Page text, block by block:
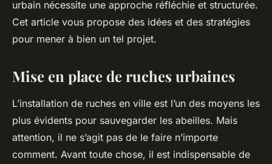
urbain nécessite une approche réfléchie et structurée.
Cet article vous propose des idées et des stratégies
pour mener à bien un tel projet.
Mise en place de ruches urbaines
L’installation de ruches en ville est l’un des moyens les
plus évidents pour sauvegarder les abeilles. Mais
attention, il ne s’agit pas de le faire n’importe
comment. Avant toute chose, il est indispensable de